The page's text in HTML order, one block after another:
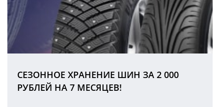
СЕЗОННОЕ ХРАНЕНИЕ ШИН ЗА 2 000
РУБЛЕЙ НА 7 МЕСЯЦЕВ!